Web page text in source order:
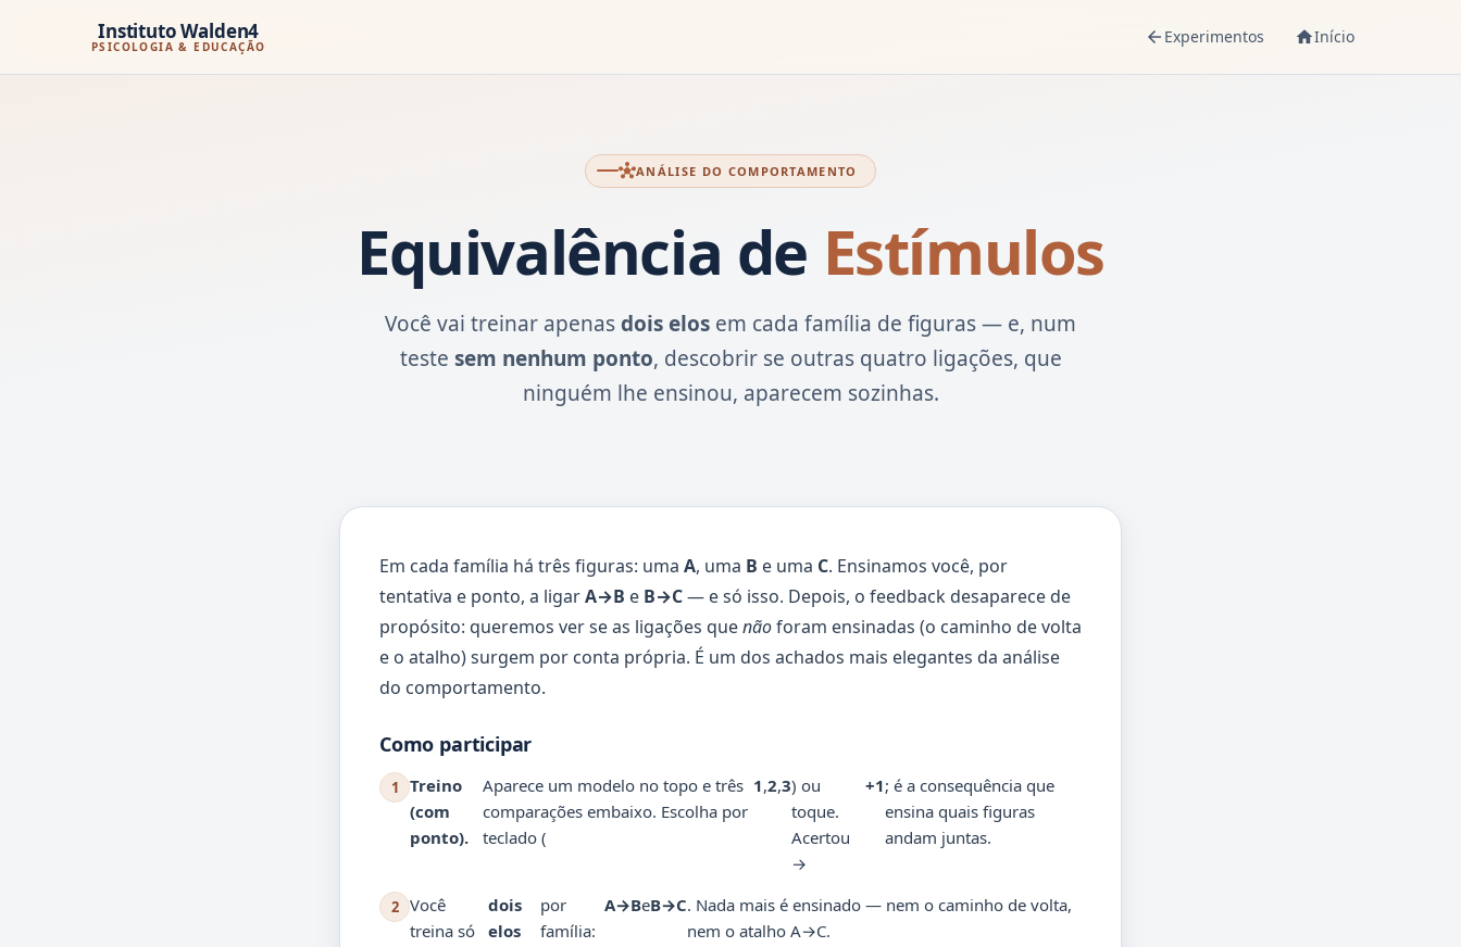
Instituto Walden4
PSICOLOGIA & EDUCAÇÃO arrow_back Experimentos homeInício
hubANÁLISE DO COMPORTAMENTO
Equivalência de Estímulos
Você vai treinar apenas dois elos em cada família de figuras — e, num
teste sem nenhum ponto, descobrir se outras quatro ligações, que
ninguém lhe ensinou, aparecem sozinhas.
Em cada família há três figuras: uma A, uma B e uma C. Ensinamos você, por
tentativa e ponto, a ligarA→B e B→C— e só isso. Depois, o feedback desaparece de
propósito: queremos ver se as ligações quenãoforam ensinadas (o caminho de volta
e o atalho) surgem por conta própria. É um dos achados mais elegantes da análise
do comportamento.
Como participar
1
Treino
(com
ponto).
Aparece um modelo no topo e três
comparações embaixo. Escolha por
teclado (
1,2,3) ou
toque.
Acertou
→
+1; é a consequência que
ensina quais figuras
andam juntas.
2 Você
treina só
dois
elos
por
família:
A→BeB→C. Nada mais é ensinado — nem o caminho de volta,
nem o atalho A→C.